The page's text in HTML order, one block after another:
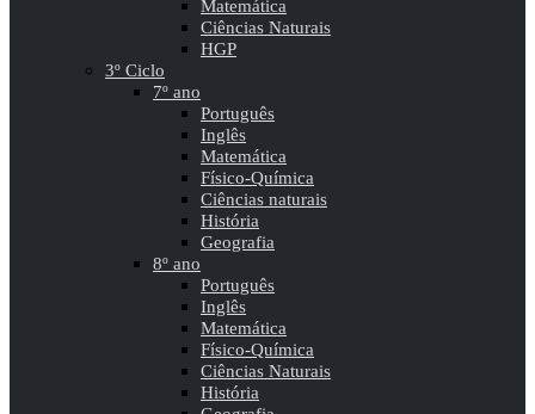
Matemática
Ciências Naturais
HGP
3º Ciclo
7º ano
Português
Inglês
Matemática
Físico-Química
Ciências naturais
História
Geografia
8º ano
Português
Inglês
Matemática
Físico-Química
Ciências Naturais
História